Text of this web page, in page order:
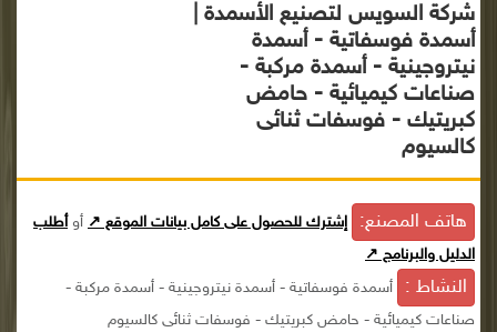
شركة السويس لتصنيع الأسمدة |
أسمدة فوسفاتية - أسمدة
نيتروجينية - أسمدة مركبة -
صناعات كيميائية - حامض
كبريتيك - فوسفات ثنائى
كالسيوم
هاتف المصنع: إشترك للحصول على كامل بيانات الموقع ↗ أوأطلب
الدليل والبرنامج ↗
النشاط :
أسمدة فوسفاتية - أسمدة نيتروجينية - أسمدة مركبة -
صناعات كيميائية - حامض كبريتيك - فوسفات ثنائى كالسيوم